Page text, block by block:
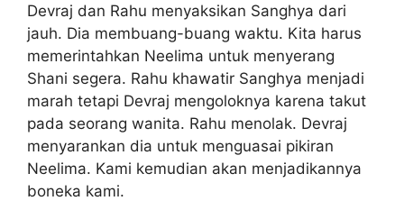
Devraj dan Rahu menyaksikan Sanghya dari
jauh. Dia membuang-buang waktu. Kita harus
memerintahkan Neelima untuk menyerang
Shani segera. Rahu khawatir Sanghya menjadi
marah tetapi Devraj mengoloknya karena takut
pada seorang wanita. Rahu menolak. Devraj
menyarankan dia untuk menguasai pikiran
Neelima. Kami kemudian akan menjadikannya
boneka kami.